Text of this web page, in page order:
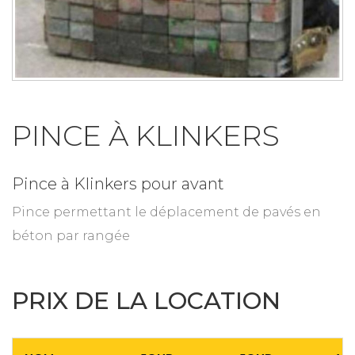
PINCE À KLINKERS
Pince à Klinkers pour avant
Pince permettant le déplacement de pavés en
béton par rangée
PRIX DE LA LOCATION